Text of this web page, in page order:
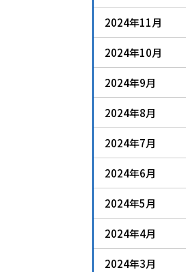
2024年11月
2024年10月
2024年9月
2024年8月
2024年7月
2024年6月
2024年5月
2024年4月
2024年3月